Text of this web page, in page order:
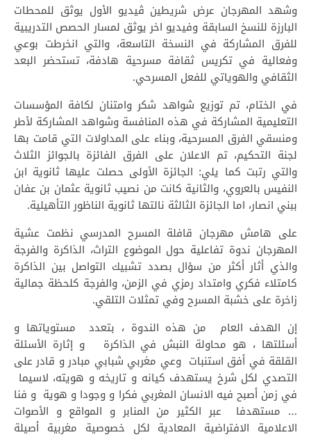
وشهد المهرجان عرض شريطين ڤيديو الأول يوثق للمحطات
البارزة للنسخ السابقة وفيديو اخر يوثق لمسار الحصص التدريبية
للفرق المشاركة في النسخة التاسعة، والتي انخرطت بوعي
وفعالية في تكريس ثقافة مسرحية هادفة، تستحضر البعد
الثقافي والهوياتي للفعل المسرحي.
في الختام، تم توزيع شواهد شكر وامتنان لكافة المؤسسات
التعليمية المشاركة في هذه المنافسة وشواهد المشاركة لأطر
ومنسقي الفرق المسرحية، وبناء على المداولات التي قامت بها
لجنة التحكيم، تم الاعلان على الفرق الفائزة بالجوائز الثلاث
والتي رتبت كما يلي: الجائزة الأولى حصلت عليها ثانوية ابن
النفيس بالعروي، والثانية كانت من نصيب ثانوية عثمان بن عفان
ببني انصار، اما الجائزة الثالثة نالتها ثانوية الناظور التأهيلية.
على هامش مهرجان قافلة المسرح المدرسي نظمت عشية
المهرجان ندوة تفاعلية حول الموضوع التراث، الذاكرة والفرجة
والذي أثار أكثر من سؤال بصدد تشبيك التواصل بين الذاكرة
كامتلاء فكري وامتداد رمزي في الزمن، والفرجة كلحظة جمالية
زاخرة على خشبة المسرح وفي تمثلات التلقي.
إن الهدف العام من هذه الندوة ، بتعدد مستوياتها و
أسئلتها ، هو محاولة النبش في الذاكرة و إثارة الأسئلة
القلقة في أفق استنبات وعي مغربي شبابي مبادر و قادر على
التصدي لكل شرخ يستهدف كيانه و تاريخه و هويته، لاسيما
في زمن أصبح فيه الانسان المغربي فكرا و وجودا و هوية و فنا
… مستهدفا عبر الكثير من المنابر و المواقع و الأصوات
الاعلامية الافتراضية المعادية لكل خصوصية مغربية أصيلة